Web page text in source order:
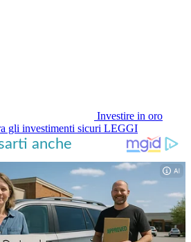
Investire in oro
gli investimenti sicuri LEGGI